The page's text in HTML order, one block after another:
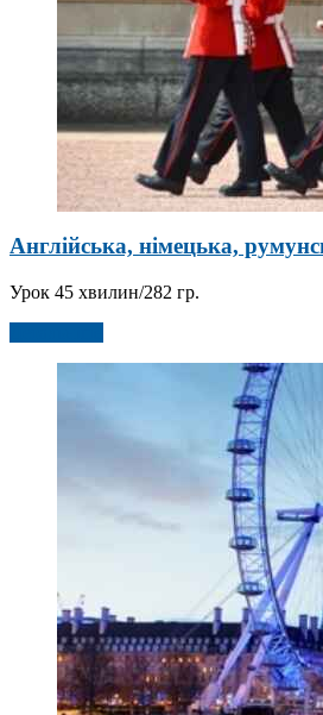
Англійська, німецька,
Урок 45 хвилин/282 гр.